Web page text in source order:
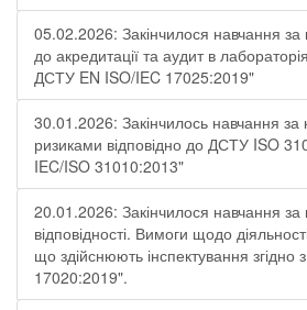
05.02.2026: Закінчилося навчання за
до акредитації та аудит в
ДСТУ EN ISO/IEC 17025:2019"
30.01.2026: Закінчилось навчання
ризиками відповідно до ДСТУ ISO
IEC/ISO 31010:2013"
20.01.2026: Закінчилося навчання
відповідності. Вимоги щодо
що здійснюють інспектування
17020:2019".